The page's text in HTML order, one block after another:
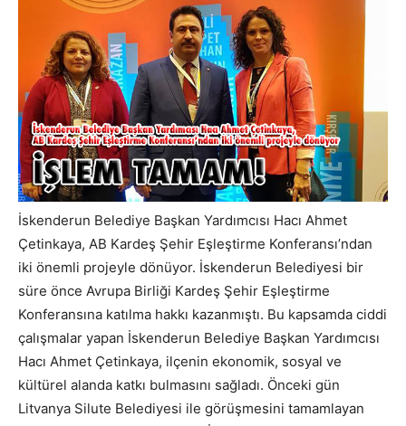
İskenderun Belediye Başkan Yardımcısı Hacı Ahmet
Çetinkaya, AB Kardeş Şehir Eşleştirme Konferansı’ndan
iki önemli projeyle dönüyor. İskenderun Belediyesi bir
süre önce Avrupa Birliği Kardeş Şehir Eşleştirme
Konferansına katılma hakkı kazanmıştı. Bu kapsamda ciddi
çalışmalar yapan İskenderun Belediye Başkan Yardımcısı
Hacı Ahmet Çetinkaya, ilçenin ekonomik, sosyal ve
kültürel alanda katkı bulmasını sağladı. Önceki gün
Litvanya Silute Belediyesi ile görüşmesini tamamlayan